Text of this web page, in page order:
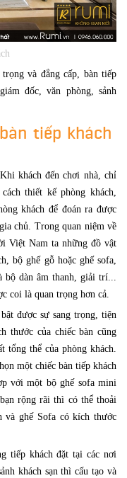
và đẳng cấp, bàn tiếp
đốc, văn phòng, sảnh
tiếp khách
khách đến chơi nhà, chỉ
thiết kế phòng khách,
khách để đoán ra được
chủ. Trong quan niệm về
Việt Nam ta những đồ vật
bộ ghế gỗ hoặc ghế sofa,
dàn âm thanh, giải trí...
coi là quan trọng hơn cả.
được sự sang trọng, tiện
thước của chiếc bàn cũng
tổng thể của phòng khách.
một chiếc bàn tiếp khách
với một bộ ghế sofa mini
rộng rãi thì có thể thoải
và ghế Sofa có kích thước
tiếp khách đặt tại các nơi
khách sạn thì cấu tạo và